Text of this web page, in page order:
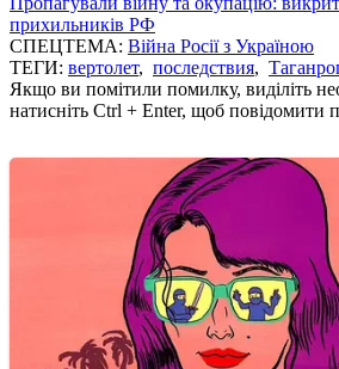
прихильників РФ
СПЕЦТЕМА: Війна Росії з Україною
ТЕГИ: вертолет, последствия,
Якщо ви помітили помилку, виділіть
натисніть Ctrl + Enter, щоб повідомити